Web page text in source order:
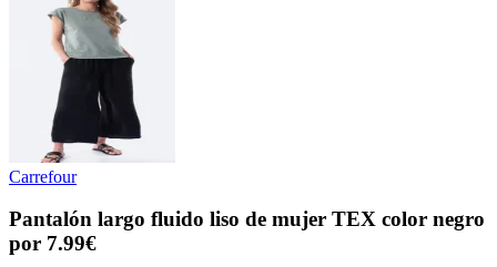
Carrefour
Pantalón largo fluido liso de mujer TEX color negro
por 7.99€